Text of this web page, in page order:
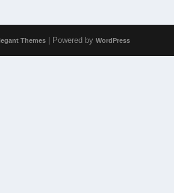
Themes| Powered by WordPress